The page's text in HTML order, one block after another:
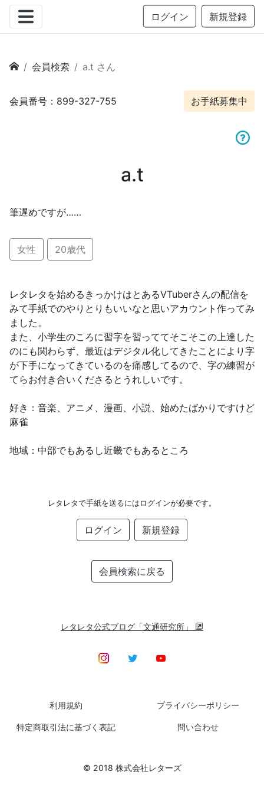
ログイン 新規登録
会員検索 a.t さん
会員番号：899-327-755 お手紙募集中
a.t
筆遅めですが……
女性 20歳代
レタレタを始めるきっかけはとあるVTuberさんの配信を
みて手紙でのやりとりもいいなと思いアカウント作ってみ
ました。
また、小学生のころに習字を習っててそこそこの上達した
のにも関わらず、最近はデジタル化してきたことにより字
が下手になってきているのを痛感してるので、字の練習が
てらお付き合いくださるとうれしいです。
好き：音楽、アニメ、漫画、小説、始めたばかりですけど
麻雀
地域：中部でもあるし近畿でもあるところ
レタレタで手紙を送るにはログインが必要です。
ログイン 新規登録
会員検索に戻る
レタレタ公式ブログ「文通研究所」
利用規約 プライバシーポリシー
特定商取引法に基づく表記 問い合わせ
© 2018 株式会社レターズ